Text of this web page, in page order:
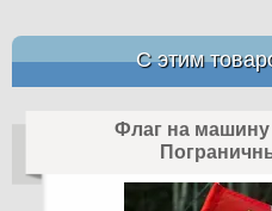
С этим
Флаг на